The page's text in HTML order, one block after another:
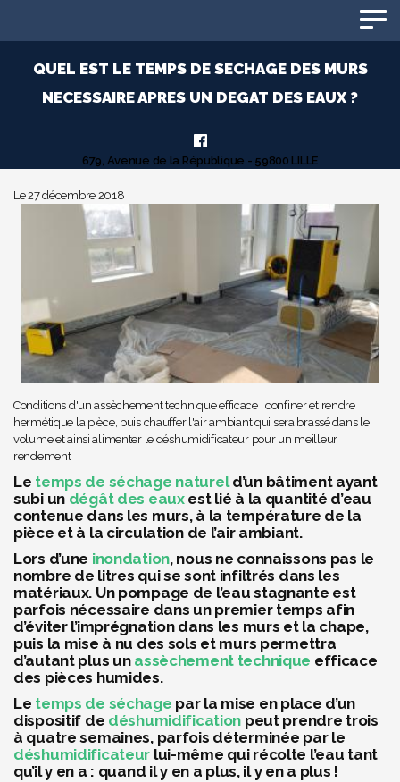
QUEL EST LE TEMPS DE SECHAGE DES MURS
NECESSAIRE APRES UN DEGAT DES EAUX ?
679, Avenue de la République - 59800 LILLE
Le 27 décembre 2018
Conditions d'un assèchement technique efficace : confiner et rendre
hermétique la pièce, puis chauffer l'air ambiant qui sera brassé dans le
volume et ainsi alimenter le déshumidificateur pour un meilleur
rendement
Le temps de séchage natureld’un bâtiment ayant
subi un dégât des eauxest lié à la quantité d’eau
contenue dans les murs, à la température de la
pièce et à la circulation de l’air ambiant.
Lors d’une inondation, nous ne connaissons pas le
nombre de litres qui se sont infiltrés dans les
matériaux. Un pompage de l’eau stagnante est
parfois nécessaire dans un premier temps afin
d’éviter l’imprégnation dans les murs et la chape,
puis la mise à nu des sols et murs permettra
d’autant plus un assèchement technique efficace
des pièces humides.
Le temps de séchage par la mise en place d’un
dispositif de déshumidification peut prendre trois
à quatre semaines, parfois déterminée par le
déshumidificateur lui-même qui récolte l’eau tant
qu’il y en a : quand il y en a plus, il y en a plus !